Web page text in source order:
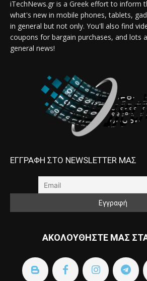
iTechNews.gr is a Greek effort to inform
what's new in mobile phones, tablets,
in general but not only. You'll also find
coupons for bargain purchases, and lots
general news!
ΕΓΓΡΑΦΗ ΣΤΟ NEWSLETTER ΜΑΣ
ΑΚΟΛΟΥΘΗΣΤΕ ΜΑΣ ΣΤΑ